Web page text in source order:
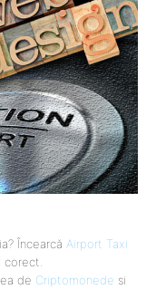
Încearcă Airport Taxi
corect.
de Criptomonede si